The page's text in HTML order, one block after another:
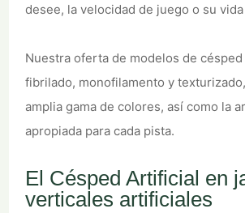
desee, la velocidad de juego o su
Nuestra oferta de modelos de
fibrilado, monofilamento y
amplia gama de colores, así como la
apropiada para cada pista.
El Césped Artificial en
verticales artificiales